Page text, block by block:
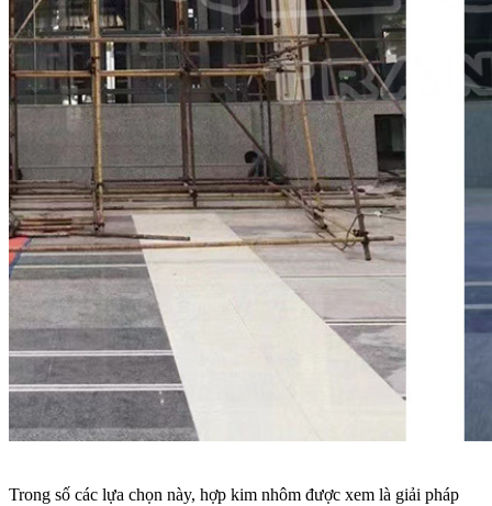
Trong số các lựa chọn này, hợp kim nhôm được xem là giải pháp